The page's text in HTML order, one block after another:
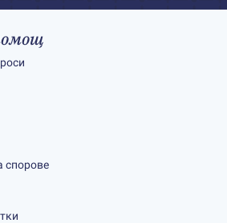
спорове